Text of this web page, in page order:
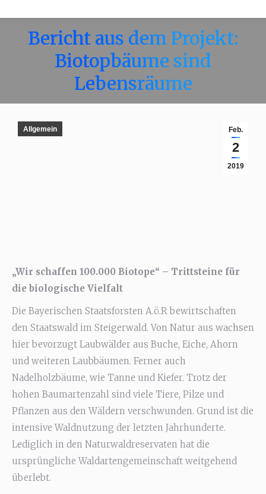
Bericht aus dem Projekt:
Biotopbäume sind
Lebensräume
Feb.
2
2019
Allgemein
„Wir schaffen 100.000 Biotope“ – Trittsteine für
die biologische Vielfalt
Die Bayerischen Staatsforsten A.ö.R bewirtschaften
den Staatswald im Steigerwald. Von Natur aus wachsen
hier bevorzugt Laubwälder aus Buche, Eiche, Ahorn
und weiteren Laubbäumen. Ferner auch
Nadelholzbäume, wie Tanne und Kiefer. Trotz der
hohen Baumartenzahl sind viele Tiere, Pilze und
Pflanzen aus den Wäldern verschwunden. Grund ist die
intensive Waldnutzung der letzten Jahrhunderte.
Lediglich in den Naturwaldreservaten hat die
ursprüngliche Waldartengemeinschaft weitgehend
überlebt.